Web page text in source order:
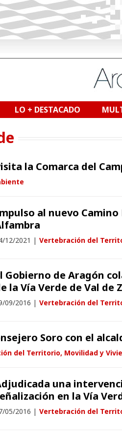
LO + DESTACADO
la Comarca del
al nuevo
12/2021 | Vertebración del
Gobierno de Aragón
la Vía Verde de Val de
09/2016 | Vertebración del
Soro con el
del Territorio, Movilidad y
una
en la Vía
05/2016 | Vertebración del